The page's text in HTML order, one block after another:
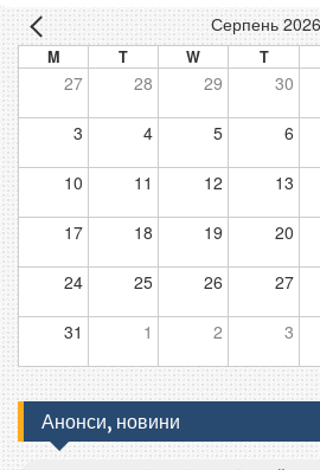
Серпень 2026
M T W T
27 28 29 30
3 4 5 6
10 11 12 13
17 18 19 20
24 25 26 27
31 1 2 3
Анонси, новини